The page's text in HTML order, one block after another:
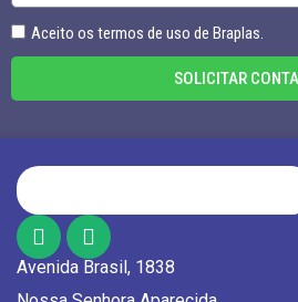
Aceito os termos de uso de Braplas.
SOLICITAR
Avenida Brasil, 1838